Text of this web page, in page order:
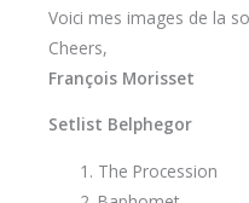
Voici mes images de la
Cheers,
François Morisset
Setlist Belphegor
The Procession